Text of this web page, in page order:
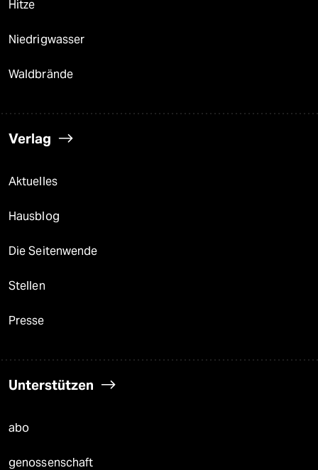
Hitze
Niedrigwasser
Waldbrände
Verlag
Aktuelles
Hausblog
Die Seitenwende
Stellen
Presse
Unterstützen
abo
genossenschaft